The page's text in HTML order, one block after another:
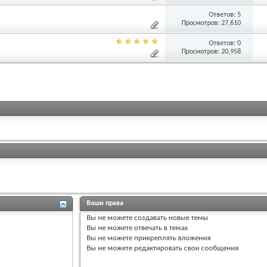
Ответов:5
Просмотров: 27,610
Ответов:0
Просмотров: 20,958
Ваши права
Вы не можете создавать новые темы
Вы не можете отвечать в темах
Вы не можете прикреплять вложения
Вы не можете редактировать свои сообщения